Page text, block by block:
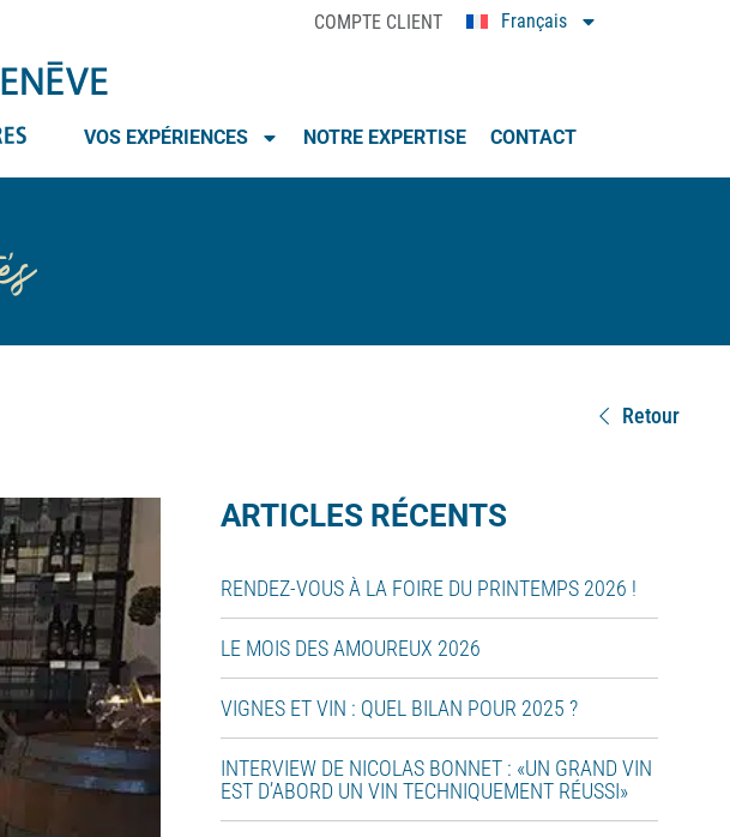
COMPTE CLIENT Français
VOS EXPÉRIENCES NOTRE EXPERTISE CONTACT
Retour
ARTICLES RÉCENTS
RENDEZ-VOUS À LA FOIRE DU PRINTEMPS 2026 !
LE MOIS DES AMOUREUX 2026
VIGNES ET VIN : QUEL BILAN POUR 2025 ?
INTERVIEW DE NICOLAS BONNET : «UN GRAND VIN
EST D’ABORD UN VIN TECHNIQUEMENT RÉUSSI»